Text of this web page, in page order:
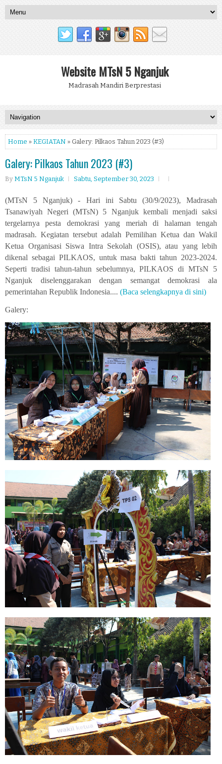
Website MTsN 5 Nganjuk
Madrasah Mandiri Berprestasi
Home » KEGIATAN » Galery: Pilkaos Tahun 2023 (#3)
Galery: Pilkaos Tahun 2023 (#3)
By MTsN 5 Nganjuk Sabtu, September 30, 2023
(MTsN 5 Nganjuk) - Hari ini Sabtu (30/9/2023), Madrasah
Tsanawiyah Negeri (MTsN) 5 Nganjuk kembali menjadi saksi
tergelarnya pesta demokrasi yang meriah di halaman tengah
madrasah. Kegiatan tersebut adalah Pemilihan Ketua dan Wakil
Ketua Organisasi Siswa Intra Sekolah (OSIS), atau yang lebih
dikenal sebagai PILKAOS, untuk masa bakti tahun 2023-2024.
Seperti tradisi tahun-tahun sebelumnya, PILKAOS di MTsN 5
Nganjuk diselenggarakan dengan semangat demokrasi ala
pemerintahan Republik Indonesia.... (Baca selengkapnya di sini)
Galery: